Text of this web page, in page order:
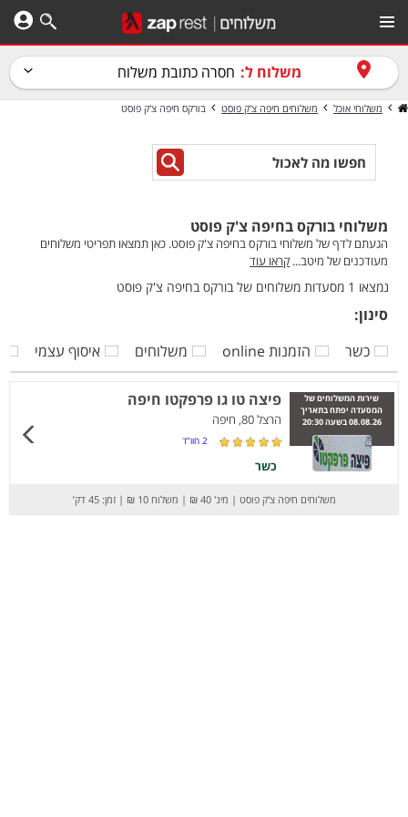
משלוח ל: חסרה כתובת משלוח
משלוחי אוכל משלוחים חיפה צ'ק פוסט בורקס חיפה צ'ק פוסט
משלוחי בורקס בחיפה צ'ק פוסט
הגעתם לדף של משלוחי בורקס בחיפה צ'ק פוסט. כאן תמצאו תפריטי משלוחים
מעודכנים של מיטב... קראו עוד
נמצאו 1 מסעדות משלוחים של בורקס בחיפה צ'ק פוסט
סינון:
כשר
הזמנות online משלוחים איסוף עצמי
שירות המשלוחים של
המסעדה יפתח בתאריך
08.08.26 בשעה 20:30
פיצה טו גו פרפקטו חיפה
הרצל 80, חיפה
2 חוו”ד
כשר
משלוחים חיפה צ'ק פוסט | מינ' 40 ₪ | משלוח 10 ₪ | זמן: 45 דק’